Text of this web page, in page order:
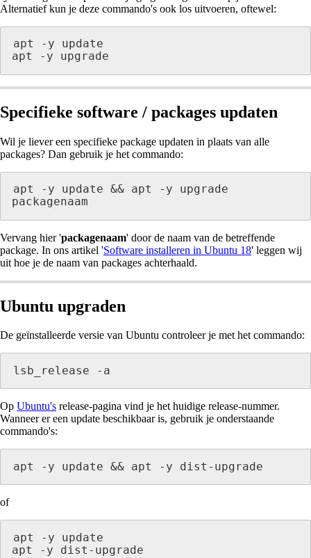
Alternatief kun je deze commando's ook los uitvoeren, oftewel:
apt -y update
apt -y upgrade
Specifieke software / packages updaten
Wil je liever een specifieke package updaten in plaats van alle
packages? Dan gebruik je het commando:
apt -y update && apt -y upgrade
packagenaam
Vervang hier 'packagenaam' door de naam van de betreffende
package. In ons artikel 'Software installeren in Ubuntu 18' leggen wij
uit hoe je de naam van packages achterhaald.
Ubuntu upgraden
De geïnstalleerde versie van Ubuntu controleer je met het commando:
lsb_release -a
Op Ubuntu's release-pagina vind je het huidige release-nummer.
Wanneer er een update beschikbaar is, gebruik je onderstaande
commando's:
apt -y update && apt -y dist-upgrade
of
apt -y update
apt -y dist-upgrade